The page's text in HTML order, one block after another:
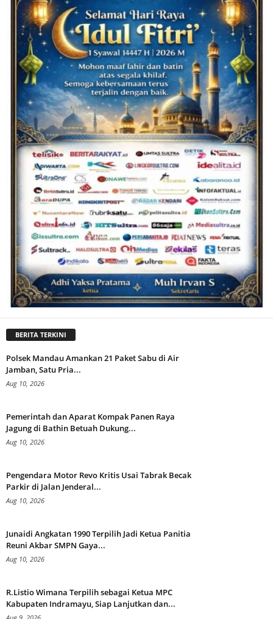
BERITA TERKINI
Polsek Mandau Amankan 21 Paket Sabu di Air
Jamban, Satu Pria...
Aug 10, 2026
Pemerintah dan Aparat Kompak Panen Raya
Jagung di Bathin Betuah Dukung...
Aug 10, 2026
Pengendara Motor Revo Kritis Usai Tabrak Becak
Parkir di Jalan Jenderal...
Aug 10, 2026
Junaidi Angkatan 1990 Terpilih Jadi Ketua Panitia
Reuni Akbar SMPN Gaya...
Aug 10, 2026
R.Listio Wimana Terpilih sebagai Ketua MPC
Kabupaten Indramayu, Siap Lanjutkan dan...